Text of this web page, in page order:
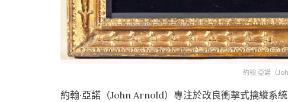
約翰·亞諾（
約翰·亞諾（John Arnold）專注於改良衝擊式擒縱系